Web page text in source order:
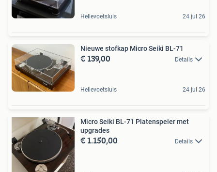
Hellevoetsluis 24 jul 26
Nieuwe stofkap Micro Seiki BL-71
€ 139,00 Details
Hellevoetsluis 24 jul 26
Micro Seiki BL-71 Platenspeler met
upgrades
€ 1.150,00 Details